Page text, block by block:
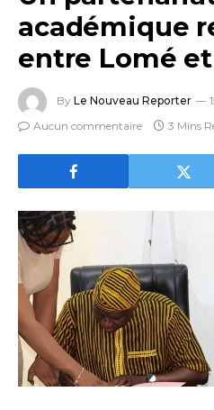
académique
entre Lomé
By Le Nouveau Reporter
Aucun commentaire
3 Mins